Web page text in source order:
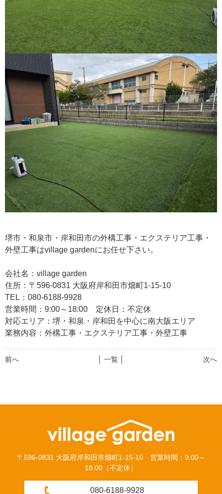
堺市・和泉市・岸和田市の外構工事・エクステリア工事・
外壁工事はvillage gardenにお任せ下さい。
会社名：village garden
住所：〒596-0831 大阪府岸和田市畑町1-15-10
TEL：080-6188-9928
営業時間：9:00～18:00 定休日：不定休
対応エリア：堺・和泉・岸和田を中心に南大阪エリア
業務内容：外構工事・エクステリア工事・外壁工事
前へ 次へ
│ 一覧 │
〒596-0831 大阪府岸和田市畑町1-15-10 営業時間：9:00～
18:00（不定休）
080-6188-9928